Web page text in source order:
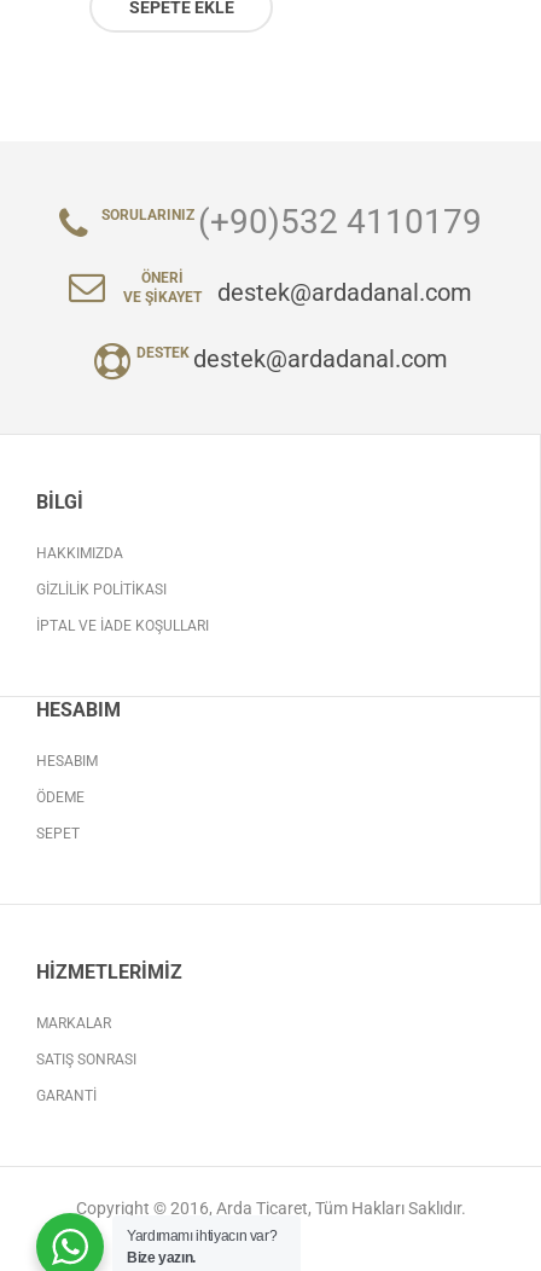
SEPETE EKLE
SORULARINIZ (+90)532 4110179
ÖNERI
VE ŞIKAYET
destek@ardadanal.com
DESTEK destek@ardadanal.com
BILGI
HAKKIMIZDA
GIZLILIK POLITIKASI
İPTAL VE İADE KOŞULLARI
HESABIM
HESABIM
ÖDEME
SEPET
HIZMETLERIMIZ
MARKALAR
SATIŞ SONRASI
GARANTI
Copyright © 2016, Arda Ticaret, Tüm Hakları Saklıdır.
Yardımamı ihtiyacın var?
Bize yazın.